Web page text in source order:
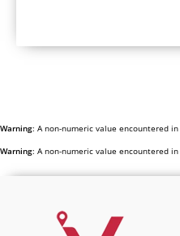
Warning: A non-numeric value encountered in
Warning: A non-numeric value encountered in